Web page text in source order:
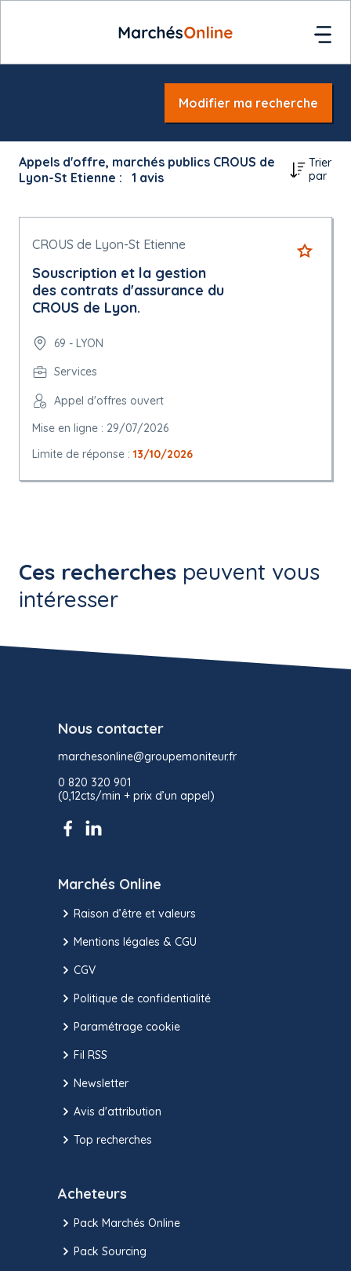
Modifier ma recherche
Appels d'offre, marchés publics CROUS de
Lyon-St Etienne :
1 avis
Trier
par
CROUS de Lyon-St Etienne
Souscription et la gestion
des contrats d'assurance du
CROUS de Lyon.
69 - LYON
Services
Appel d'offres ouvert
Mise en ligne : 29/07/2026
Limite de réponse : 13/10/2026
Ces recherches peuvent vous
intéresser
Nous contacter
marchesonline@groupemoniteur.fr
0 820 320 901
(0,12cts/min + prix d’un appel)
Marchés Online
Raison d’être et valeurs
Mentions légales & CGU
CGV
Politique de confidentialité
Paramétrage cookie
Fil RSS
Newsletter
Avis d'attribution
Top recherches
Acheteurs
Pack Marchés Online
Pack Sourcing